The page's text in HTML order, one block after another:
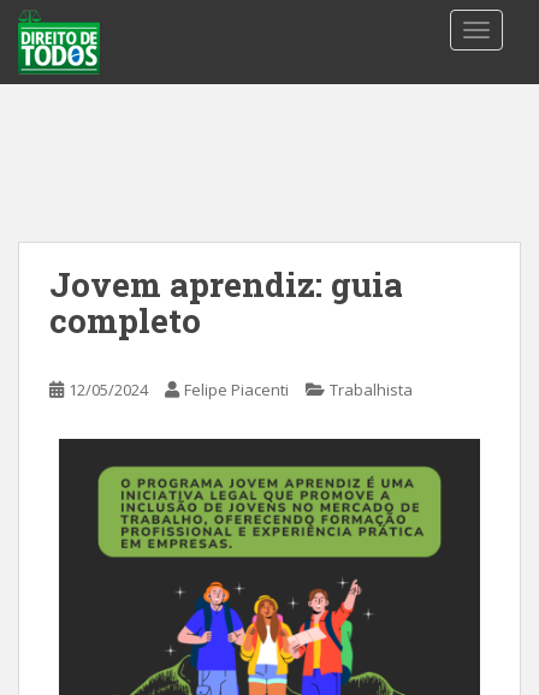
Jovem aprendiz: guia
completo
12/05/2024 Felipe Piacenti Trabalhista